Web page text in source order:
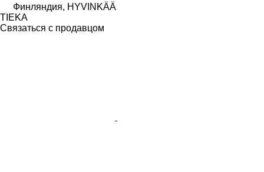
Финляндия, HYVINKÄÄ
TIEKA
Связаться с продавцом